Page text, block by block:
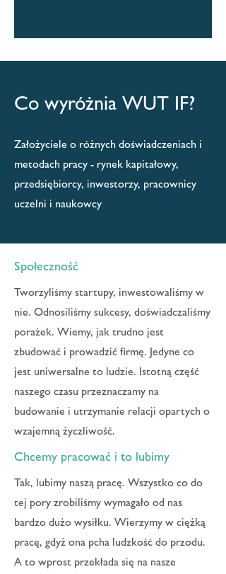
Co wyróżnia WUT IF?
Założyciele o różnych doświadczeniach i
metodach pracy - rynek kapitałowy,
przedsiębiorcy, inwestorzy, pracownicy
uczelni i naukowcy
Społeczność
Tworzyliśmy startupy, inwestowaliśmy w
nie. Odnosiliśmy sukcesy, doświadczaliśmy
porażek. Wiemy, jak trudno jest
zbudować i prowadzić firmę. Jedyne co
jest uniwersalne to ludzie. Istotną część
naszego czasu przeznaczamy na
budowanie i utrzymanie relacji opartych o
wzajemną życzliwość.
Chcemy pracować i to lubimy
Tak, lubimy naszą pracę. Wszystko co do
tej pory zrobiliśmy wymagało od nas
bardzo dużo wysiłku. Wierzymy w ciężką
pracę, gdyż ona pcha ludzkość do przodu.
A to wprost przekłada się na nasze